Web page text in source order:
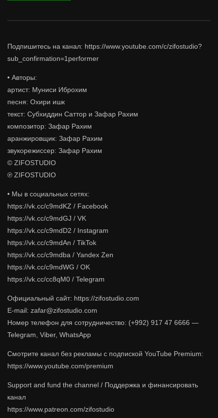
Подпишитесь на канал: https://www.youtube.com/c/zifostudio?
sub_confirmation=1performer
• Авторы:
артист: Муниси Иброхим
песня: Охири ишк
текст: Субхиддин Саттор и Зафар Рахим
композитор: Зафар Рахим
аранжировщик: Зафар Рахим
звукорежиссер: Зафар Рахим
© ZIFOSTUDIO
℗ ZIFOSTUDIO
• Мы в социальных сетях:
https://vk.cc/c9mdKZ / Facebook
https://vk.cc/c9mdGJ / VK
https://vk.cc/c9mdD2 / Instagram
https://vk.cc/c9mdAn / TikTok
https://vk.cc/c9mdba / Yandex Zen
https://vk.cc/c9mdWG / OK
https://vk.cc/cc8qM0 / Telegram
Официальный сайт: https://zifostudio.com
E-mail: zafar@zifostudio.com
Номер телефон для сотрудничество: (+992) 917 47 6666 —
Telegram, Viber, WhatsApp
Cмотрите канал без рекламы с подпиской YouTube Premium:
https://www.youtube.com/premium
Support and fund the channel / Поддержка и финансировать
канал
https://www.patreon.com/zifostudio